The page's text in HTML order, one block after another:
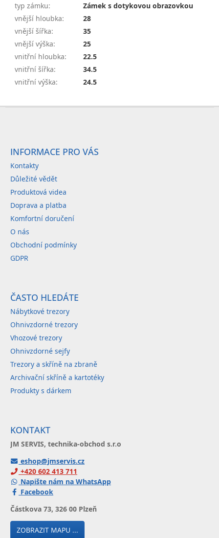
typ zámku:
Zámek s dotykovou obrazovkou
vnější hloubka:
28
vnější šířka:
35
vnější výška:
25
vnitřní hloubka:
22.5
vnitřní šířka:
34.5
vnitřní výška: 24.5
INFORMACE PRO VÁS
Kontakty
Důležité vědět
Produktová videa
Doprava a platba
Komfortní doručení
O nás
Obchodní podmínky
GDPR
ČASTO HLEDÁTE
Nábytkové trezory
Ohnivzdorné trezory
Vhozové trezory
Ohnivzdorné sejfy
Trezory a skříně na zbraně
Archivační skříně a kartotéky
Produkty s dárkem
KONTAKT
JM SERVIS, technika-obchod s.r.o
eshop@jmservis.cz
+420 602 413 711
Napište nám na WhatsApp
Facebook
Částkova 73, 326 00 Plzeň
ZOBRAZIT MAPU ...